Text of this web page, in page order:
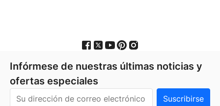
Infórmese de nuestras últimas noticias y
ofertas especiales